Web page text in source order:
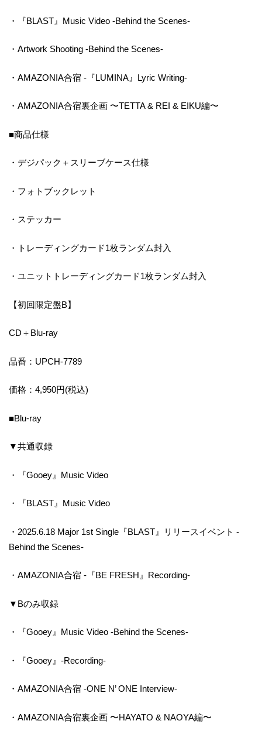
・『BLAST』Music Video -Behind the Scenes-
・Artwork Shooting -Behind the Scenes-
・AMAZONIA合宿 -『LUMINA』Lyric Writing-
・AMAZONIA合宿裏企画 〜TETTA & REI & EIKU編〜
■商品仕様
・デジパック＋スリーブケース仕様
・フォトブックレット
・ステッカー
・トレーディングカード1枚ランダム封入
・ユニットトレーディングカード1枚ランダム封入
【初回限定盤B】
CD＋Blu-ray
品番：UPCH-7789
価格：4,950円(税込)
■Blu-ray
▼共通収録
・『Gooey』Music Video
・『BLAST』Music Video
・2025.6.18 Major 1st Single『BLAST』リリースイベント -
Behind the Scenes-
・AMAZONIA合宿 -『BE FRESH』Recording-
▼Bのみ収録
・『Gooey』Music Video -Behind the Scenes-
・『Gooey』-Recording-
・AMAZONIA合宿 -ONE N’ ONE Interview-
・AMAZONIA合宿裏企画 〜HAYATO & NAOYA編〜